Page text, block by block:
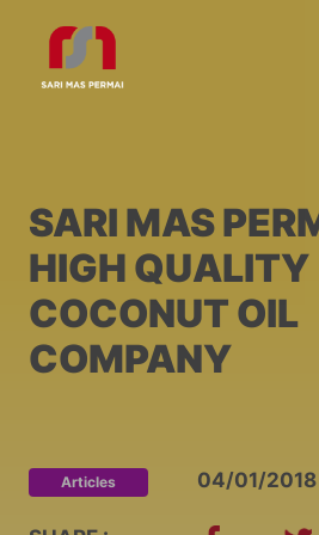
SARI MAS
HIGH QUALITY
COCONUT OIL
COMPANY
Articles 04/01/2018